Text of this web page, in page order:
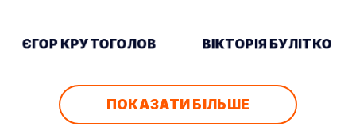
ЄГОР КРУТОГОЛОВ ВІКТОРІЯ БУЛІТКО
ПОКАЗАТИ БІЛЬШЕ